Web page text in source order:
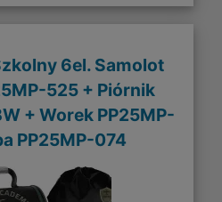
6el. Samolot
525 + Piórnik
+ Worek PP25MP-
PP25MP-074